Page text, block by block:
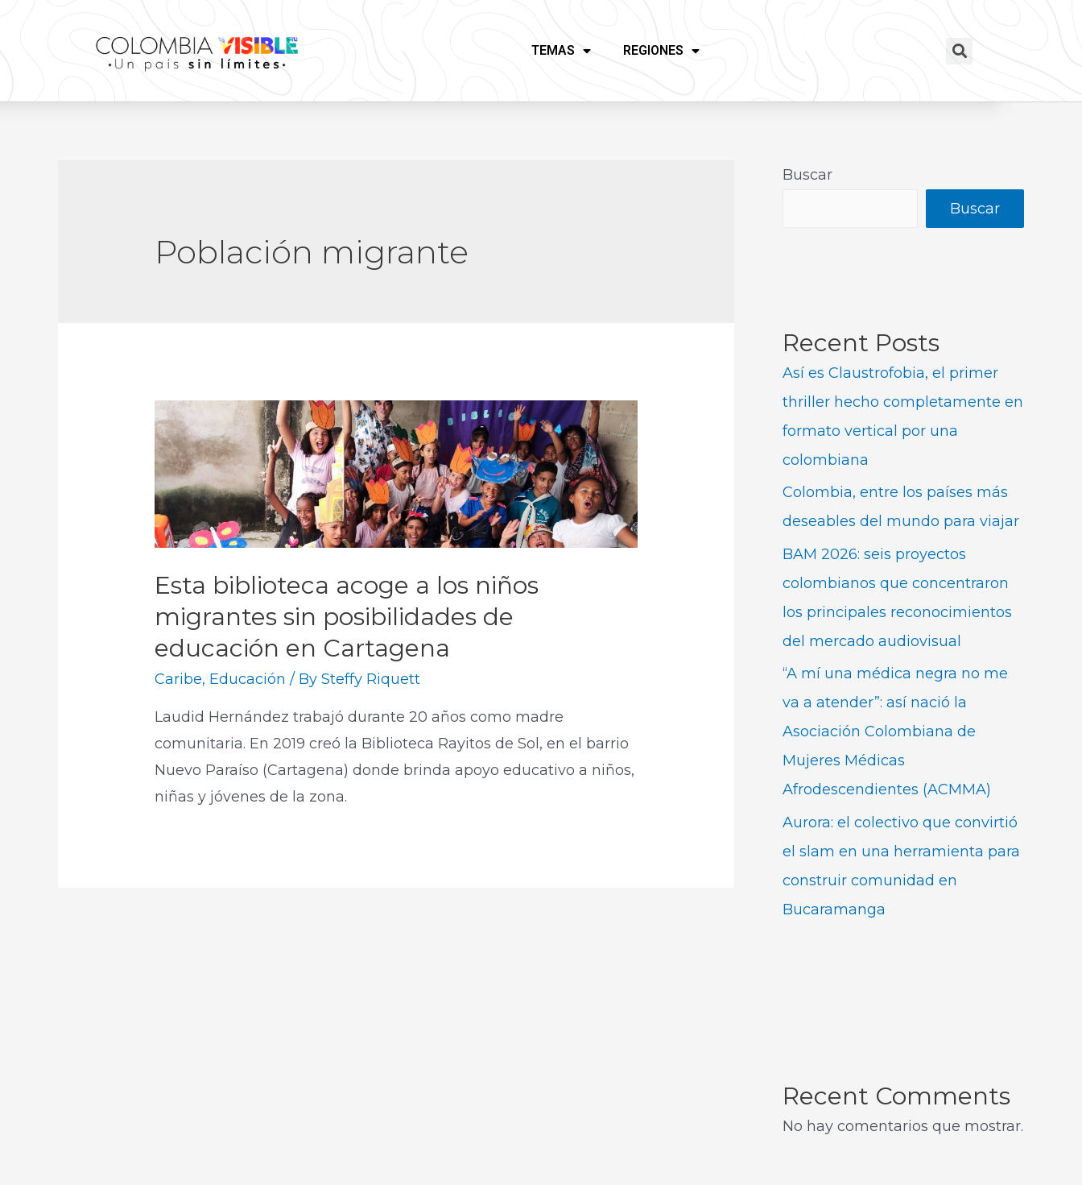
TEMAS REGIONES
Población migrante
Esta biblioteca acoge a los niños
migrantes sin posibilidades de
educación en Cartagena
Caribe, Educación / BySteffy Riquett
Laudid Hernández trabajó durante 20 años como madre
comunitaria. En 2019 creó la Biblioteca Rayitos de Sol, en el barrio
Nuevo Paraíso (Cartagena) donde brinda apoyo educativo a niños,
niñas y jóvenes de la zona.
Buscar
Buscar
Recent Posts
Así es Claustrofobia, el primer
thriller hecho completamente en
formato vertical por una
colombiana
Colombia, entre los países más
deseables del mundo para viajar
BAM 2026: seis proyectos
colombianos que concentraron
los principales reconocimientos
del mercado audiovisual
“A mí una médica negra no me
va a atender”: así nació la
Asociación Colombiana de
Mujeres Médicas
Afrodescendientes (ACMMA)
Aurora: el colectivo que convirtió
el slam en una herramienta para
construir comunidad en
Bucaramanga
Recent Comments
No hay comentarios que mostrar.